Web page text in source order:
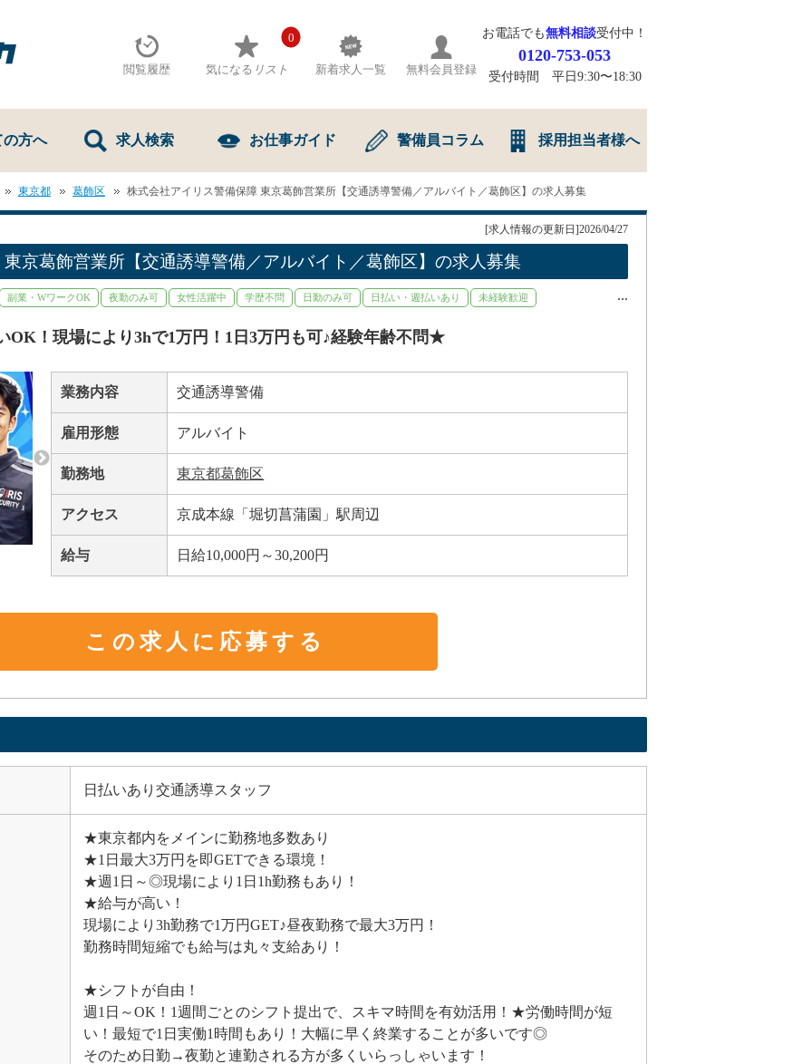
閲覧履歴
0
気になる リスト 新着求人一覧 無料会員登録
お電話でも無料相談受付中！
0120-753-053
受付時間 平日9:30〜18:30
の方へ 求人検索 お仕事ガイド 警備員コラム 採用担当者様へ
東京都 葛飾区 株式会社アイリス警備保障 東京葛飾営業所【交通誘導警備／アルバイト／葛飾区】の求人募集
[求人情報の更新日]2026/04/27
京葛飾営業所【交通誘導警備／アルバイト／葛飾区】の求人募集
副業・WワークOK 夜勤のみ可 女性活躍中 学歴不問 日勤のみ可 日払い・週払いあり 未経験歓迎 ...
OK！現場により3hで1万円！1日3万円も可♪経験年齢不問★
業務内容 交通誘導警備
雇用形態 アルバイト
勤務地 東京都葛飾区
アクセス 京成本線「堀切菖蒲園」駅周辺
給与 日給10,000円～30,200円
この求人に応募する
日払いあり交通誘導スタッフ
★東京都内をメインに勤務地多数あり
★1日最大3万円を即GETできる環境！
★週1日～◎現場により1日1h勤務もあり！
★給与が高い！
現場により3h勤務で1万円GET♪昼夜勤務で最大3万円！
勤務時間短縮でも給与は丸々支給あり！
★シフトが自由！
週1日～OK！1週間ごとのシフト提出で、スキマ時間を有効活用！★労働時間が短
い！最短で1日実働1時間もあり！大幅に早く終業することが多いです◎
そのため日勤→夜勤と連勤される方が多くいらっしゃいます！